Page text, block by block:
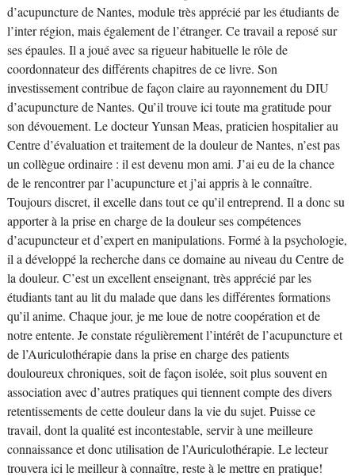
d’acupuncture de Nantes, module très apprécié par les étudiants de
l’inter région, mais également de l’étranger. Ce travail a reposé sur
ses épaules. Il a joué avec sa rigueur habituelle le rôle de
coordonnateur des différents chapitres de ce livre. Son
investissement contribue de façon claire au rayonnement du DIU
d’acupuncture de Nantes. Qu’il trouve ici toute ma gratitude pour
son dévouement. Le docteur Yunsan Meas, praticien hospitalier au
Centre d’évaluation et traitement de la douleur de Nantes, n’est pas
un collègue ordinaire : il est devenu mon ami. J’ai eu de la chance
de le rencontrer par l’acupuncture et j’ai appris à le connaître.
Toujours discret, il excelle dans tout ce qu’il entreprend. Il a donc su
apporter à la prise en charge de la douleur ses compétences
d’acupuncteur et d’expert en manipulations. Formé à la psychologie,
il a développé la recherche dans ce domaine au niveau du Centre de
la douleur. C’est un excellent enseignant, très apprécié par les
étudiants tant au lit du malade que dans les différentes formations
qu’il anime. Chaque jour, je me loue de notre coopération et de
notre entente. Je constate régulièrement l’intérêt de l’acupuncture et
de l’Auriculothérapie dans la prise en charge des patients
douloureux chroniques, soit de façon isolée, soit plus souvent en
association avec d’autres pratiques qui tiennent compte des divers
retentissements de cette douleur dans la vie du sujet. Puisse ce
travail, dont la qualité est incontestable, servir à une meilleure
connaissance et donc utilisation de l’Auriculothérapie. Le lecteur
trouvera ici le meilleur à connaître, reste à le mettre en pratique!